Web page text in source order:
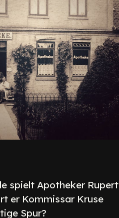
spielt Apotheker Rupert
er Kommissar Kruse
Spur?